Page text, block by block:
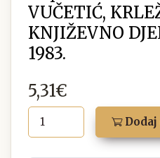
VUČETIĆ,
KNJIŽEVNO
1983.
5,31€
Dodaj